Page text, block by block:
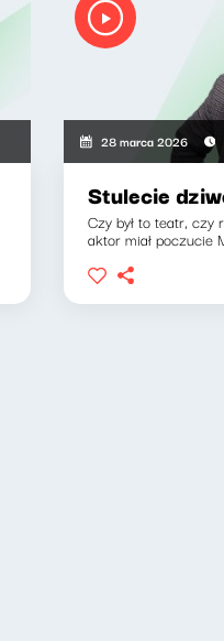
28 marca 2026
Stulecie
Czy był to teatr, czy
aktor miał poczucie